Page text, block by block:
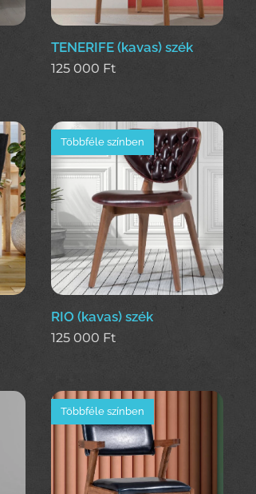
TENERIFE (kavas) szék
125 000 Ft
RIO (kavas) szék
Többféle színben
125 000 Ft
Többféle színben